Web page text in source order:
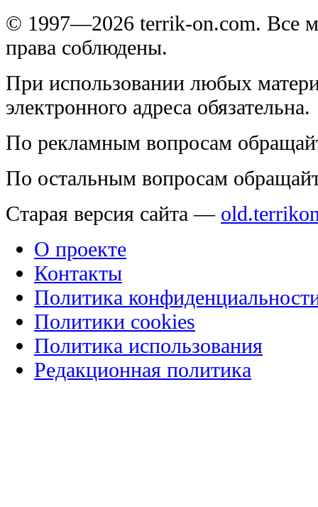
© 1997—2026 terrik-on.com. Все
права соблюдены.
При использовании любых
электронного адреса обязательна.
По рекламным вопросам
По остальным вопросам
Старая версия сайта —
О проекте
Контакты
Политика
Политики cookies
Политика использования
Редакционная политика